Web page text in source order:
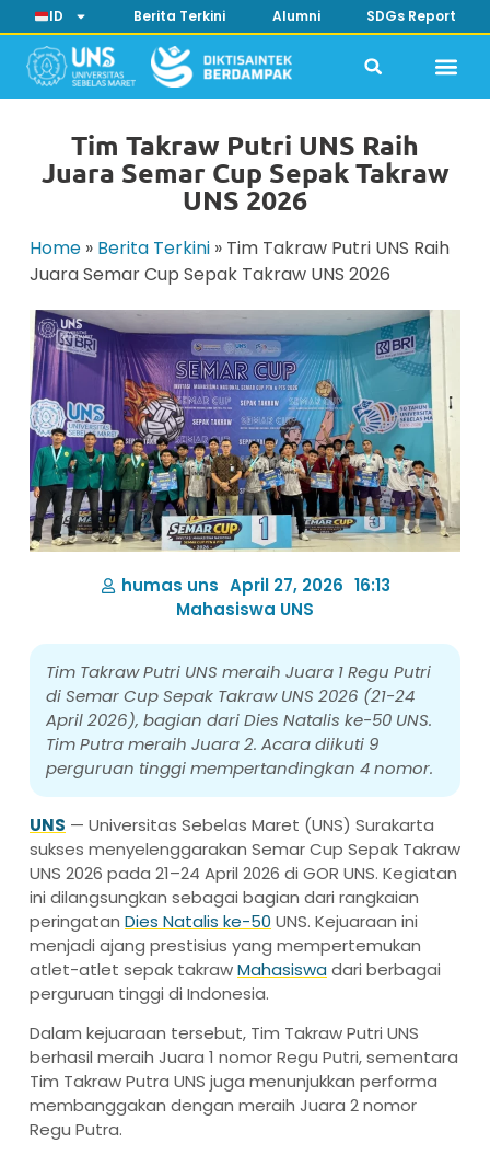
ID Berita Terkini Alumni SDGs Report
Tim Takraw Putri UNS Raih
Juara Semar Cup Sepak Takraw
UNS 2026
Home » Berita Terkini » Tim Takraw Putri UNS Raih
Juara Semar Cup Sepak Takraw UNS 2026
humas uns April 27, 2026 16:13
Mahasiswa UNS
Tim Takraw Putri UNS meraih Juara 1 Regu Putri
di Semar Cup Sepak Takraw UNS 2026 (21-24
April 2026), bagian dari Dies Natalis ke-50 UNS.
Tim Putra meraih Juara 2. Acara diikuti 9
perguruan tinggi mempertandingkan 4 nomor.
UNS — Universitas Sebelas Maret (UNS) Surakarta
sukses menyelenggarakan Semar Cup Sepak Takraw
UNS 2026 pada 21–24 April 2026 di GOR UNS. Kegiatan
ini dilangsungkan sebagai bagian dari rangkaian
peringatan Dies Natalis ke-50 UNS. Kejuaraan ini
menjadi ajang prestisius yang mempertemukan
atlet-atlet sepak takrawMahasiswa dari berbagai
perguruan tinggi di Indonesia.
Dalam kejuaraan tersebut, Tim Takraw Putri UNS
berhasil meraih Juara 1 nomor Regu Putri, sementara
Tim Takraw Putra UNS juga menunjukkan performa
membanggakan dengan meraih Juara 2 nomor
Regu Putra.